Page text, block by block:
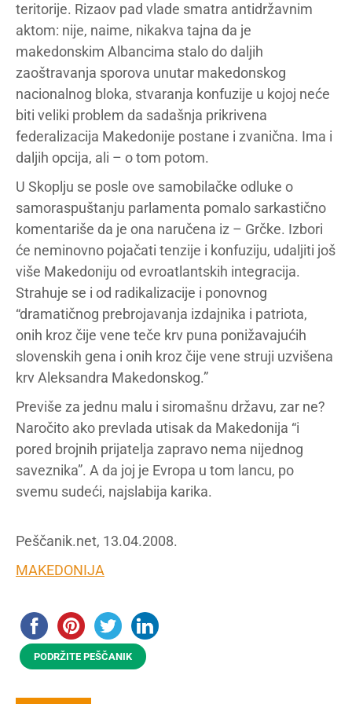
teritorije. Rizaov pad vlade smatra antidržavnim
aktom: nije, naime, nikakva tajna da je
makedonskim Albancima stalo do daljih
zaoštravanja sporova unutar makedonskog
nacionalnog bloka, stvaranja konfuzije u kojoj neće
biti veliki problem da sadašnja prikrivena
federalizacija Makedonije postane i zvanična. Ima i
daljih opcija, ali – o tom potom.
U Skoplju se posle ove samobilačke odluke o
samoraspuštanju parlamenta pomalo sarkastično
komentariše da je ona naručena iz – Grčke. Izbori
će neminovno pojačati tenzije i konfuziju, udaljiti još
više Makedoniju od evroatlantskih integracija.
Strahuje se i od radikalizacije i ponovnog
“dramatičnog prebrojavanja izdajnika i patriota,
onih kroz čije vene teče krv puna ponižavajućih
slovenskih gena i onih kroz čije vene struji uzvišena
krv Aleksandra Makedonskog.”
Previše za jednu malu i siromašnu državu, zar ne?
Naročito ako prevlada utisak da Makedonija “i
pored brojnih prijatelja zapravo nema nijednog
saveznika”. A da joj je Evropa u tom lancu, po
svemu sudeći, najslabija karika.
Peščanik.net, 13.04.2008.
MAKEDONIJA
PODRŽITE PEŠČANIK